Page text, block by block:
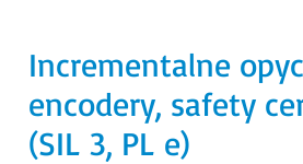
Incrementalne
encodery, safety
(SIL 3, PL e)